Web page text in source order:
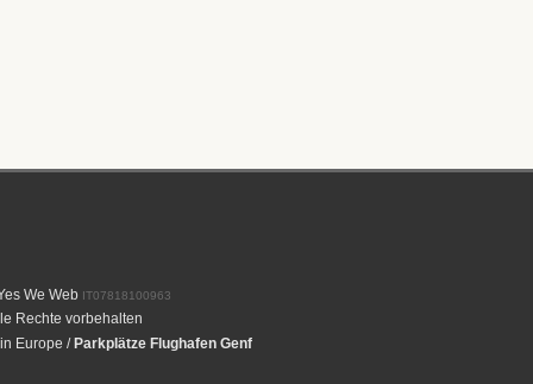
We Web IT07818100963
Rechte vorbehalten
Europe / Parkplätze Flughafen Genf